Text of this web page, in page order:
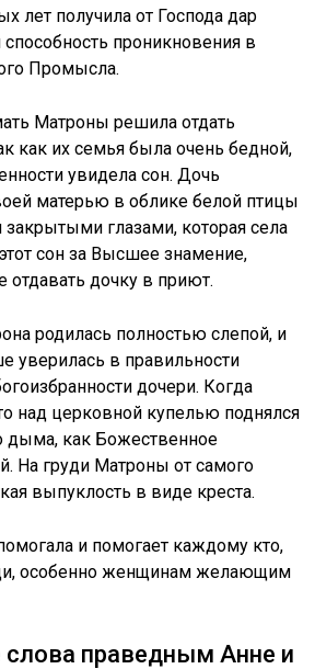
лет получила от Господа дар
проникновения в
Промысла.
Матроны решила отдать
как их семья была очень бедной,
увидела сон. Дочь
матерью в облике белой птицы
глазами, которая села
сон за Высшее знамение,
дочку в приют.
родилась полностью слепой, и
уверилась в правильности
дочери. Когда
над церковной купелью поднялся
дыма, как Божественное
На груди Матроны от самого
выпуклость в виде креста.
и помогает каждому кто,
особенно женщинам желающим
праведным Анне и